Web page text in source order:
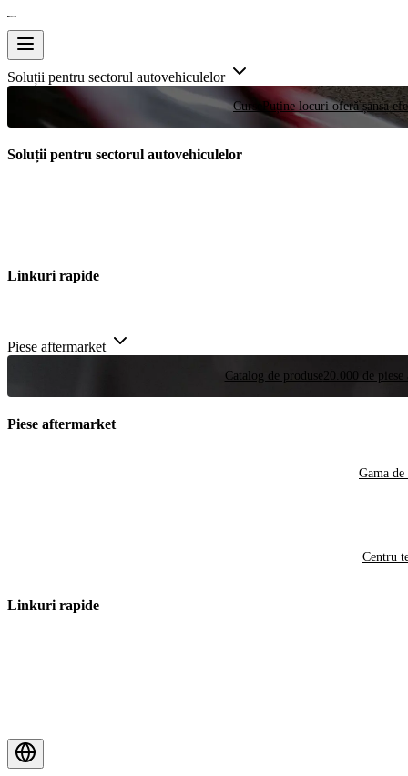
Soluții pentru sectorul autovehiculelor
Curse Puține locuri oferă șansa
Soluții pentru sectorul autovehiculelor
Linkuri rapide
Piese aftermarket
Catalog de produse 20.000 de
Piese aftermarket
Gama de
Centru
Linkuri rapide